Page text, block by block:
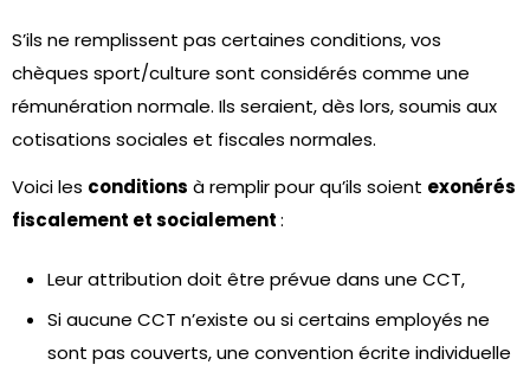
S’ils ne remplissent pas certaines conditions, vos
chèques sport/culture sont considérés comme une
rémunération normale. Ils seraient, dès lors, soumis aux
cotisations sociales et fiscales normales.
Voici les conditions à remplir pour qu’ils soient exonérés
fiscalement et socialement:
Leur attribution doit être prévue dans une CCT,
Si aucune CCT n’existe ou si certains employés ne
sont pas couverts, une convention écrite individuelle